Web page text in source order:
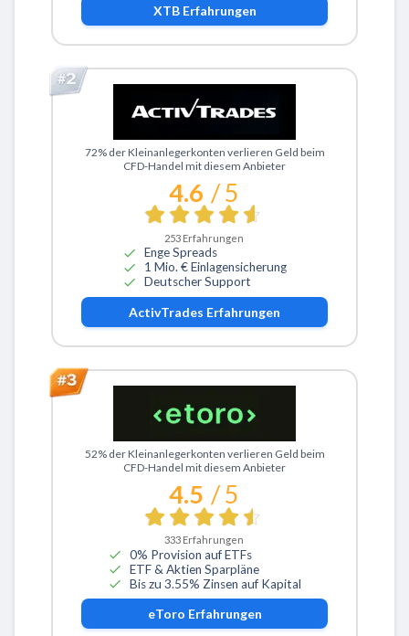
XTBErfahrungen
Zu ActivTrades
72% der Kleinanlegerkonten verlieren Geld beim
CFD-Handel mit diesem Anbieter
4.6 / 5
253 Erfahrungen
Enge Spreads
1 Mio. € Einlagensicherung
Deutscher Support
ActivTrades Erfahrungen
Zu eToro
52% der Kleinanlegerkonten verlieren Geld beim
CFD-Handel mit diesem Anbieter
4.5 / 5
333 Erfahrungen
0% Provision auf ETFs
ETF & Aktien Sparpläne
Bis zu 3.55% Zinsen auf Kapital
eToro Erfahrungen